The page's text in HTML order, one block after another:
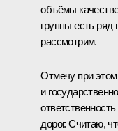
объёмы
группы есть ряд
рассмотрим.
Отмечу при этом
и
дорог. Считаю,